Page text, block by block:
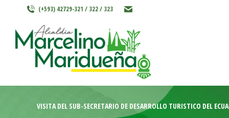
(+593) 42729-321 / 322 / 323
VISITA DEL SUB-SECRETARIO DE DESARROLLO TURÍSTICO DEL